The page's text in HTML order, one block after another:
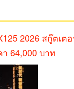
2026 สกู๊ตเต
64,000 บาท